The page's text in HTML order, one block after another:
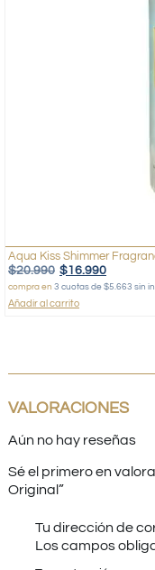
Aqua Kiss Shimmer
$20.990 $16.990
compra en 3 cuotas de $5.663 sin
Añadir al carrito
VALORACIONES
Aún no hay reseñas
Sé el primero en
Original”
Tu dirección de
Los campos